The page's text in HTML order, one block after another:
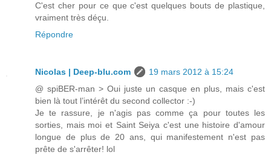
C'est cher pour ce que c'est quelques bouts de plastique,
vraiment très déçu.
Répondre
Nicolas | Deep-blu.com
19 mars 2012 à 15:24
@ spiBER-man > Oui juste un casque en plus, mais c'est
bien là tout l’intérêt du second collector :-)
Je te rassure, je n'agis pas comme ça pour toutes les
sorties, mais moi et Saint Seiya c'est une histoire d'amour
longue de plus de 20 ans, qui manifestement n'est pas
prête de s'arrêter! lol